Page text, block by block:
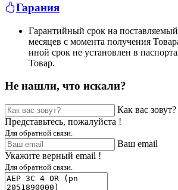
Гарания
Гарантийный срок на поставляемый
месяцев с момента получения
иной срок не установлен в
Товар.
Не нашли, что искали?
Как вас зовут?
Представьтесь, пожалуйста !
Для обратной связи.
Ваш email
Укажите верный email !
Для обратной связи.